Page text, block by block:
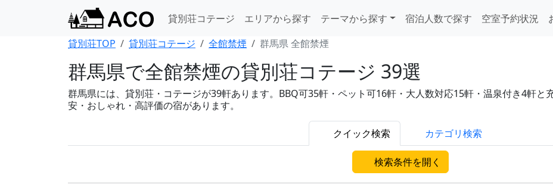
貸別荘コテージ エリアから探す テーマから探す 宿泊人数で探す 空室予約状況
貸別荘TOP
貸別荘コテージ 全館禁煙 群馬県 全館禁煙
群馬県で全館禁煙の貸別荘コテージ 39選
群馬県には、貸別荘・コテージが39軒あります。BBQ可35軒・ペット可16軒・大人数対応15軒・温泉付き4軒と
安・おしゃれ・高評価の宿があります。
クイック検索 カテゴリ検索
検索条件を開く